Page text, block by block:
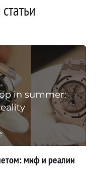
миф и реалии